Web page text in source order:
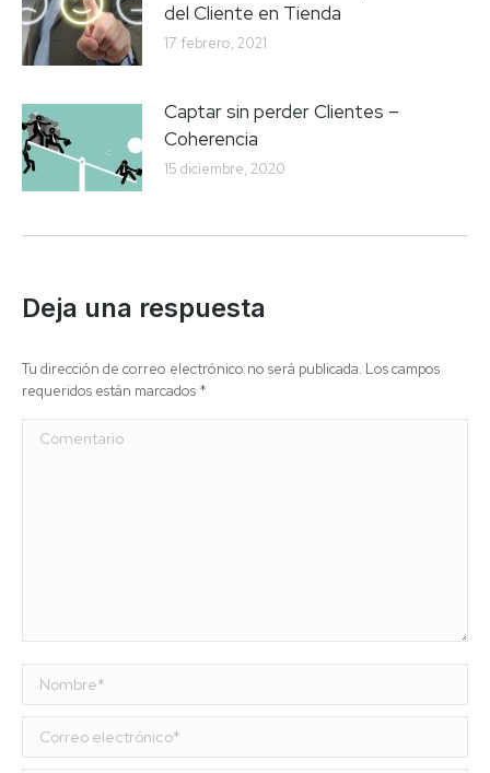
del Cliente en Tienda
17 febrero, 2021
Captar sin perder Clientes –
Coherencia
15 diciembre, 2020
Deja una respuesta
Tu dirección de correo electrónico no será publicada. Los campos
requeridos están marcados *
Comentario
Nombre *
Correo electrónico *